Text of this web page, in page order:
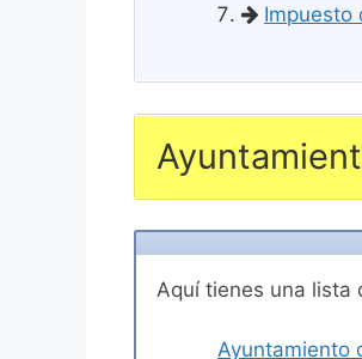
Impuesto
Aquí tienes una lista
Ayuntamiento